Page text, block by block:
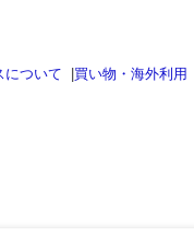
について |買い物・海外利用